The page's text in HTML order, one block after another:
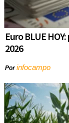
Euro BLUE
2026
Porinfocampo